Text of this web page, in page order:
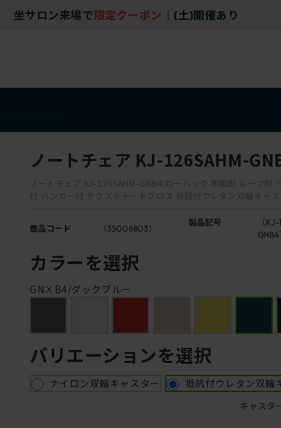
坐サロン来場で 限定クーポン (土)開催あり
ノートチェア KJ-126SAHM-
ノートチェア KJ-126SAHM-GNB4 ローバック 樹脂脚 ループ肘
付 ハンガー付 テクスチャードクロス 抵抗付ウレタン双輪キャ
商品コード （35006803）
製品記号
（
カラーを選択
GN×B4/ダックブルー
バリエーションを選択
ナイロン双輪キャスター 抵抗付ウレタン双輪
キャスタ